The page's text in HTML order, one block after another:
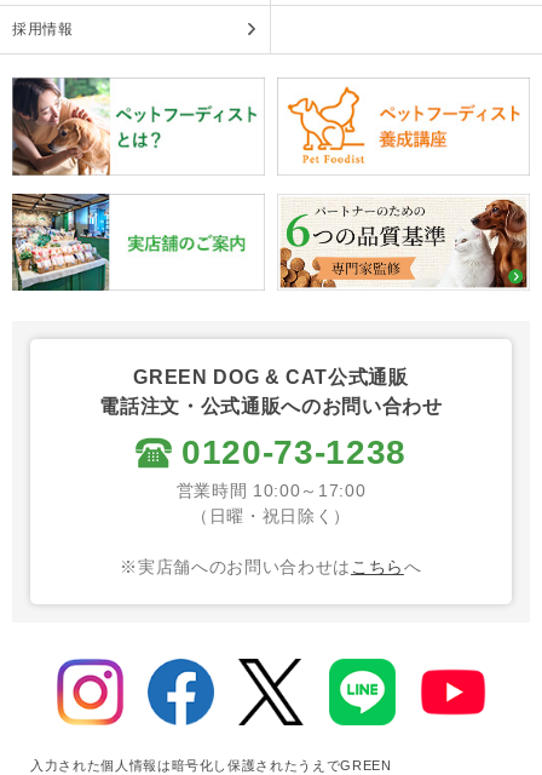
採用情報
GREEN DOG & CAT公式通販
電話注文・公式通販へのお問い合わせ
0120-73-1238
営業時間 10:00～17:00
（日曜・祝日除く）
※実店舗へのお問い合わせは こちらへ
入力された個人情報は暗号化し保護されたうえでGREEN